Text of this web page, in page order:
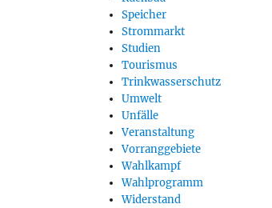
Speicher
Strommarkt
Studien
Tourismus
Trinkwasserschutz
Umwelt
Unfälle
Veranstaltung
Vorranggebiete
Wahlkampf
Wahlprogramm
Widerstand